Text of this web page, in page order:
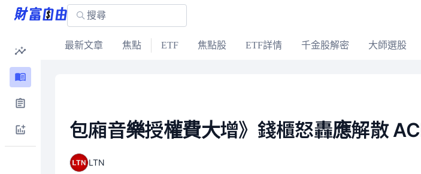
最新文章 焦點 ETF 焦點股 ETF詳情 千金股解密 大師選股
包廂音樂授權費大增》錢櫃怒轟應解散
LTN